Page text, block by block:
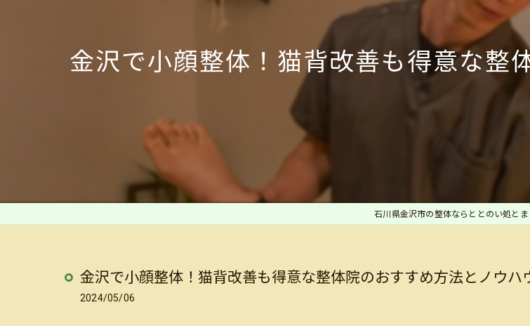
金沢で小顔整体！猫背改善も得意な整
石川県金沢市の整体ならととのい処とま
金沢で小顔整体！猫背改善も得意な整体院のおすすめ方法とノウハ
2024/05/06